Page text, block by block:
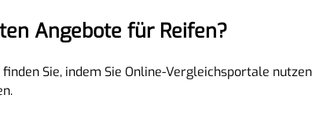
Angebote für Reifen?
Sie, indem Sie Online-Vergleichsportale